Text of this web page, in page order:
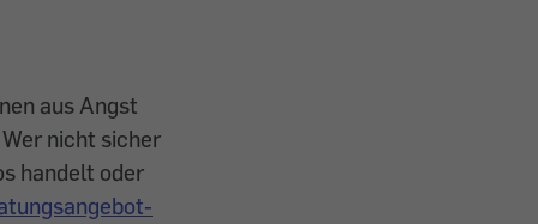
aus Angst
nicht sicher
handelt oder